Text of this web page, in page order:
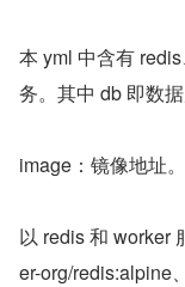
本 yml 中含有
务。其中 db 即数据
image：镜像地址。
以 redis 和 worker
er-org/redis:alpine